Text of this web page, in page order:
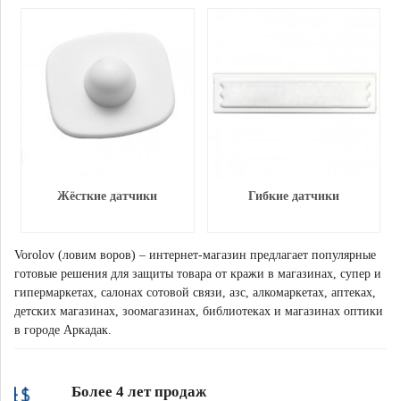
Жёсткие датчики Гибкие датчики
Vorolov (ловим воров) – интернет-магазин предлагает популярные
готовые решения для защиты товара от кражи в магазинах, супер и
гипермаркетах, салонах сотовой связи, азс, алкомаркетах, аптеках,
детских магазинах, зоомагазинах, библиотеках и магазинах оптики
в городе Аркадак.
Более 4 лет продаж